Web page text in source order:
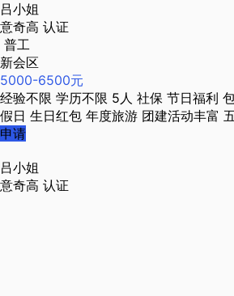
吕小姐
意奇高 认证
普工
新会区
5000-6500元
经验不限 学历不限 5人 社保 节日福利
假日 生日红包 年度旅游 团建活动丰富
申请
吕小姐
意奇高 认证